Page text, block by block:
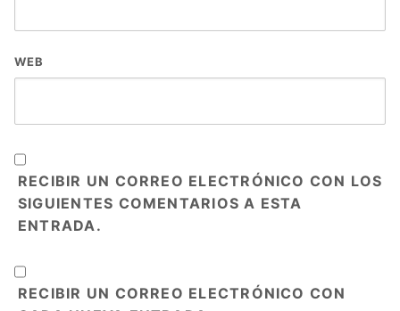
WEB
RECIBIR UN CORREO ELECTRÓNICO CON LOS
SIGUIENTES COMENTARIOS A ESTA
ENTRADA.
RECIBIR UN CORREO ELECTRÓNICO CON